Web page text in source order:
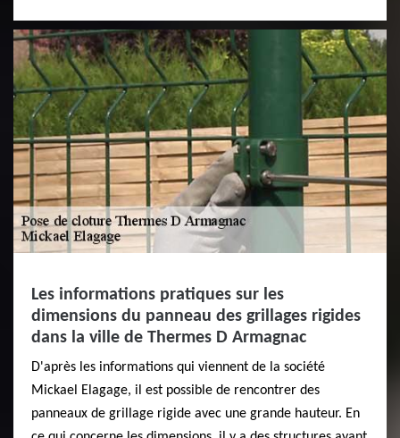
Les informations pratiques sur les
dimensions du panneau des grillages rigides
dans la ville de Thermes D Armagnac
D'après les informations qui viennent de la société
Mickael Elagage, il est possible de rencontrer des
panneaux de grillage rigide avec une grande hauteur. En